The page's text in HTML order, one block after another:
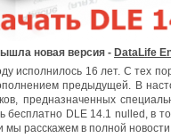
новая версия - DataLife
исполнилось 16 лет. С тех
предыдущей. В
предназначенных
бесплатно DLE 14.1 nulled, в
мы расскажем в полной новости.